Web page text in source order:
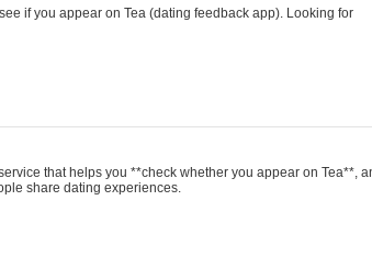
if you appear on Tea (dating feedback app). Looking for
that helps you **check whether you appear on Tea**,
share dating experiences.